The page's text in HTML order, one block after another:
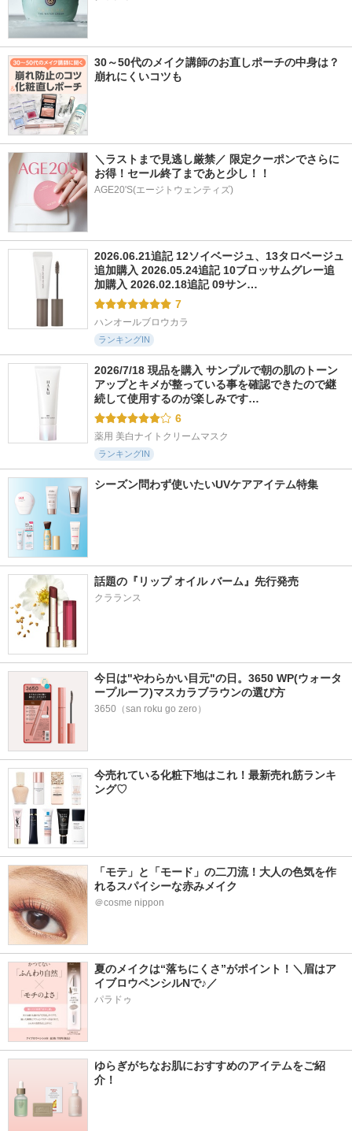
30～50代のメイク講師のお直しポーチの中身は？
崩れにくいコツも
＼ラストまで見逃し厳禁／ 限定クーポンでさらに
お得！セール終了まであと少し！！
AGE20'S(エージトウェンティズ)
2026.06.21追記 12ソイベージュ、13タロベージュ
追加購入 2026.05.24追記 10ブロッサムグレー追
加購入 2026.02.18追記 09サン…
7
ハンオールブロウカラ
ランキングIN
2026/7/18 現品を購入 サンプルで朝の肌のトーン
アップとキメが整っている事を確認できたので継
続して使用するのが楽しみです…
6
薬用 美白ナイトクリームマスク
ランキングIN
シーズン問わず使いたいUVケアアイテム特集
話題の『リップ オイル バーム』先行発売
クラランス
今日は"やわらかい目元"の日。3650 WP(ウォータ
ープルーフ)マスカラブラウンの選び方
3650（san roku go zero）
今売れている化粧下地はこれ！最新売れ筋ランキ
ング♡
「モテ」と「モード」の二刀流！大人の色気を作
れるスパイシーな赤みメイク
＠cosme nippon
夏のメイクは“落ちにくさ”がポイント！＼眉はア
イブロウペンシルNで♪／
パラドゥ
ゆらぎがちなお肌におすすめのアイテムをご紹
介！